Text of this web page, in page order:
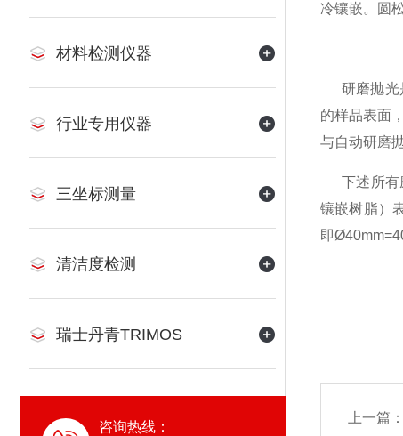
材料检测仪器
行业专用仪器
三坐标测量
清洁度检测
瑞士丹青TRIMOS
咨询热线：
冷镶嵌。
圆
研磨抛光
的样品表面
与自动研磨
下述所
镶嵌树脂）
即
上一篇：